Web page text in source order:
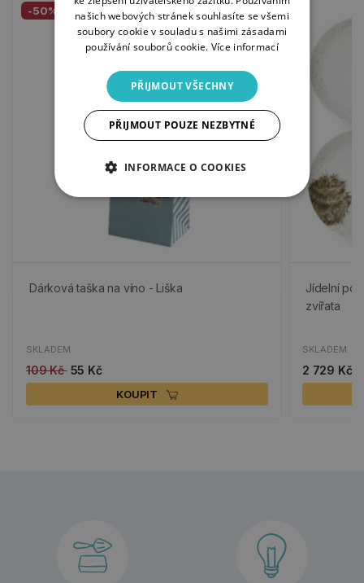
-50%
Dárková taška na víno - Liška
SKLADEM
109 Kč 55 Kč
KOUPIT
Jídelní
zvířata
SKLADEM
2 729 Kč
našich webových stránek souhlasíte se všemi
soubory cookie v souladu s našimi zásadami
používání souborů cookie. Více informací
PŘIJMOUT VŠECHNY
PŘIJMOUT POUZE NEZBYTNÉ
INFORMACE O COOKIES